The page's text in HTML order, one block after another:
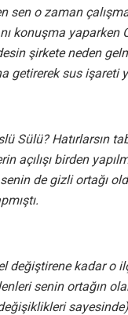
sen o zaman
konuşma yaparken
şirkete neden
getirerek sus işareti
Sülü? Hatırlarsın
açılışı birden
senin de gizli ortağı
değiştirene kadar o
senin ortağın